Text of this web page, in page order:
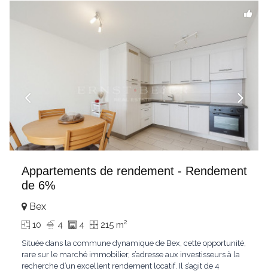
Appartements de rendement - Rendement
de 6%
Bex
10 4 4 215 m2
Située dans la commune dynamique de Bex, cette opportunité,
rare sur le marché immobilier, s’adresse aux investisseurs à la
recherche d’un excellent rendement locatif. Il s’agit de 4